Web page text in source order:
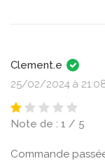
Clement.e
25/02/2024 à
Note de : 1 / 5
Commande